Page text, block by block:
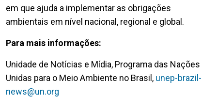
em que ajuda a implementar as obrigações
ambientais em nível nacional, regional e global.
Para mais informações:
Unidade de Notícias e Mídia, Programa das Nações
Unidas para o Meio Ambiente no Brasil, unep-brazil-
news@un.org